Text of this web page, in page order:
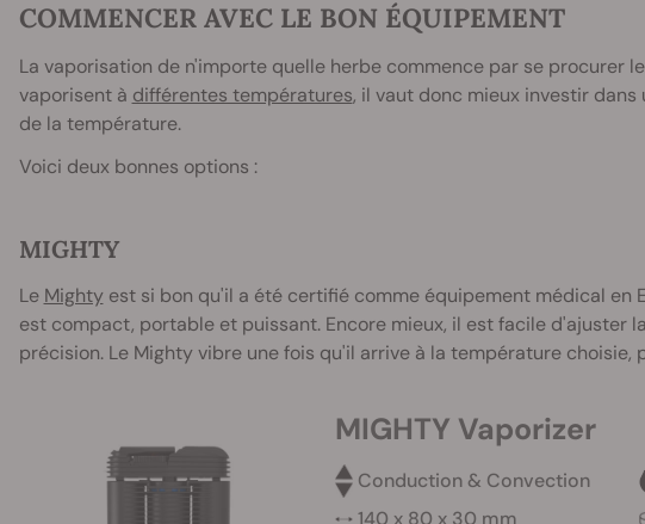
COMMENCER AVEC LE BON ÉQUIPEMENT
La vaporisation de n'importe quelle herbe commence par se procurer
vaporisent à différentes températures, il vaut donc mieux investir dans
de la température.
Voici deux bonnes options :
MIGHTY
Le Mightyest si bon qu'il a été certifié comme équipement médical en
est compact, portable et puissant. Encore mieux, il est facile d'ajuster
précision. Le Mighty vibre une fois qu'il arrive à la température choisie,
MIGHTY Vaporizer
Conduction & Convection
140 x 80 x 30 mm